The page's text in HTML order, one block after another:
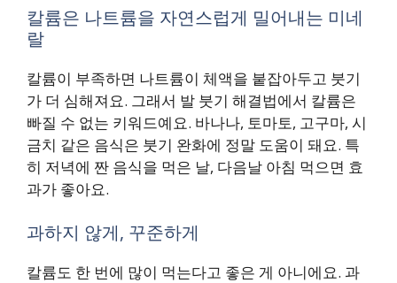
칼륨은 나트륨을 자연스럽게 밀어내는 미네
랄
칼륨이 부족하면 나트륨이 체액을 붙잡아두고 붓기
가 더 심해져요. 그래서 발 붓기 해결법에서 칼륨은
빠질 수 없는 키워드예요. 바나나, 토마토, 고구마, 시
금치 같은 음식은 붓기 완화에 정말 도움이 돼요. 특
히 저녁에 짠 음식을 먹은 날, 다음날 아침 먹으면 효
과가 좋아요.
과하지 않게, 꾸준하게
칼륨도 한 번에 많이 먹는다고 좋은 게 아니에요. 과